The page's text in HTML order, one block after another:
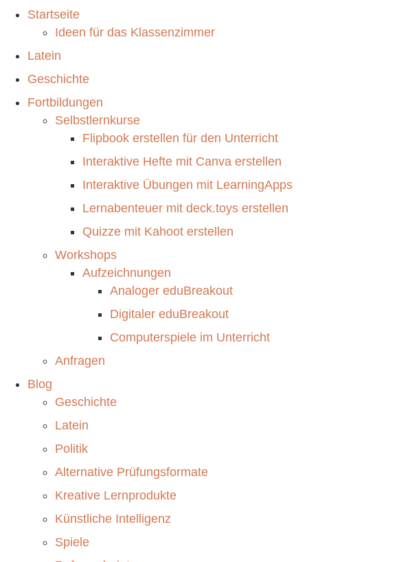
Startseite
Ideen für das Klassenzimmer
Latein
Geschichte
Fortbildungen
Selbstlernkurse
Flipbook erstellen für den Unterricht
Interaktive Hefte mit Canva erstellen
Interaktive Übungen mit LearningApps
Lernabenteuer mit deck.toys erstellen
Quizze mit Kahoot erstellen
Workshops
Aufzeichnungen
Analoger eduBreakout
Digitaler eduBreakout
Computerspiele im Unterricht
Anfragen
Blog
Geschichte
Latein
Politik
Alternative Prüfungsformate
Kreative Lernprodukte
Künstliche Intelligenz
Spiele